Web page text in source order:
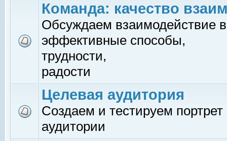
Команда: качество
Обсуждаем взаимодействие
эффективные способы,
трудности,
радости
Целевая аудитория
Создаем и тестируем
аудитории